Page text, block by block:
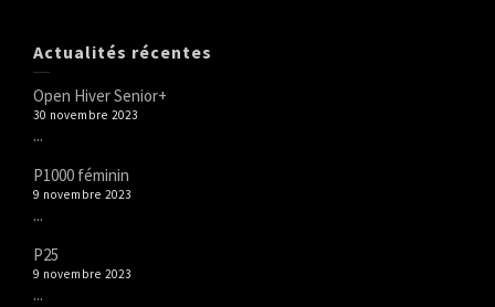
Actualités récentes
Open Hiver Senior+
30 novembre 2023
...
P1000 féminin
9 novembre 2023
...
P25
9 novembre 2023
...